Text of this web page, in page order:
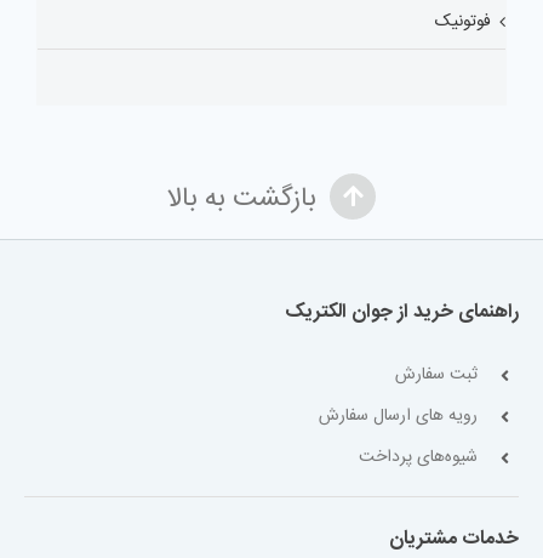
فوتونیک
بازگشت به بالا
راهنمای خرید از جوان الکتریک
ثبت سفارش
رویه های ارسال سفارش
شیوه‌های پرداخت
خدمات مشتریان